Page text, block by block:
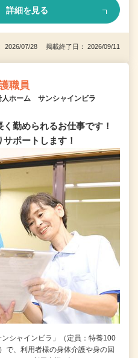
詳細を見る
2026/07/28 掲載終了日： 2026/09/11
職員
ホーム サンシャインビラ
勤められるお仕事です！
ポートします！
シャインビラ」（定員：特養100
で、利用者様の身体介護や身の回